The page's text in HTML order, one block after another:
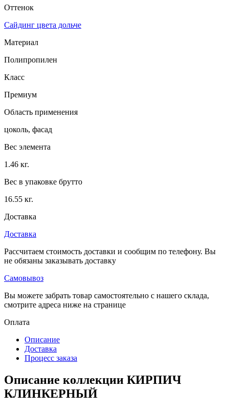
Оттенок
Сайдинг цвета дольче
Материал
Полипропилен
Класс
Премиум
Область применения
цоколь, фасад
Вес элемента
1.46 кг.
Вес в упаковке брутто
16.55 кг.
Доставка
Доставка
Рассчитаем стоимость доставки и сообщим по телефону. Вы
не обязаны заказывать доставку
Самовывоз
Вы можете забрать товар самостоятельно с нашего склада,
смотрите адреса ниже на странице
Оплата
Описание
Доставка
Процесс заказа
Описание коллекции КИРПИЧ
КЛИНКЕРНЫЙ